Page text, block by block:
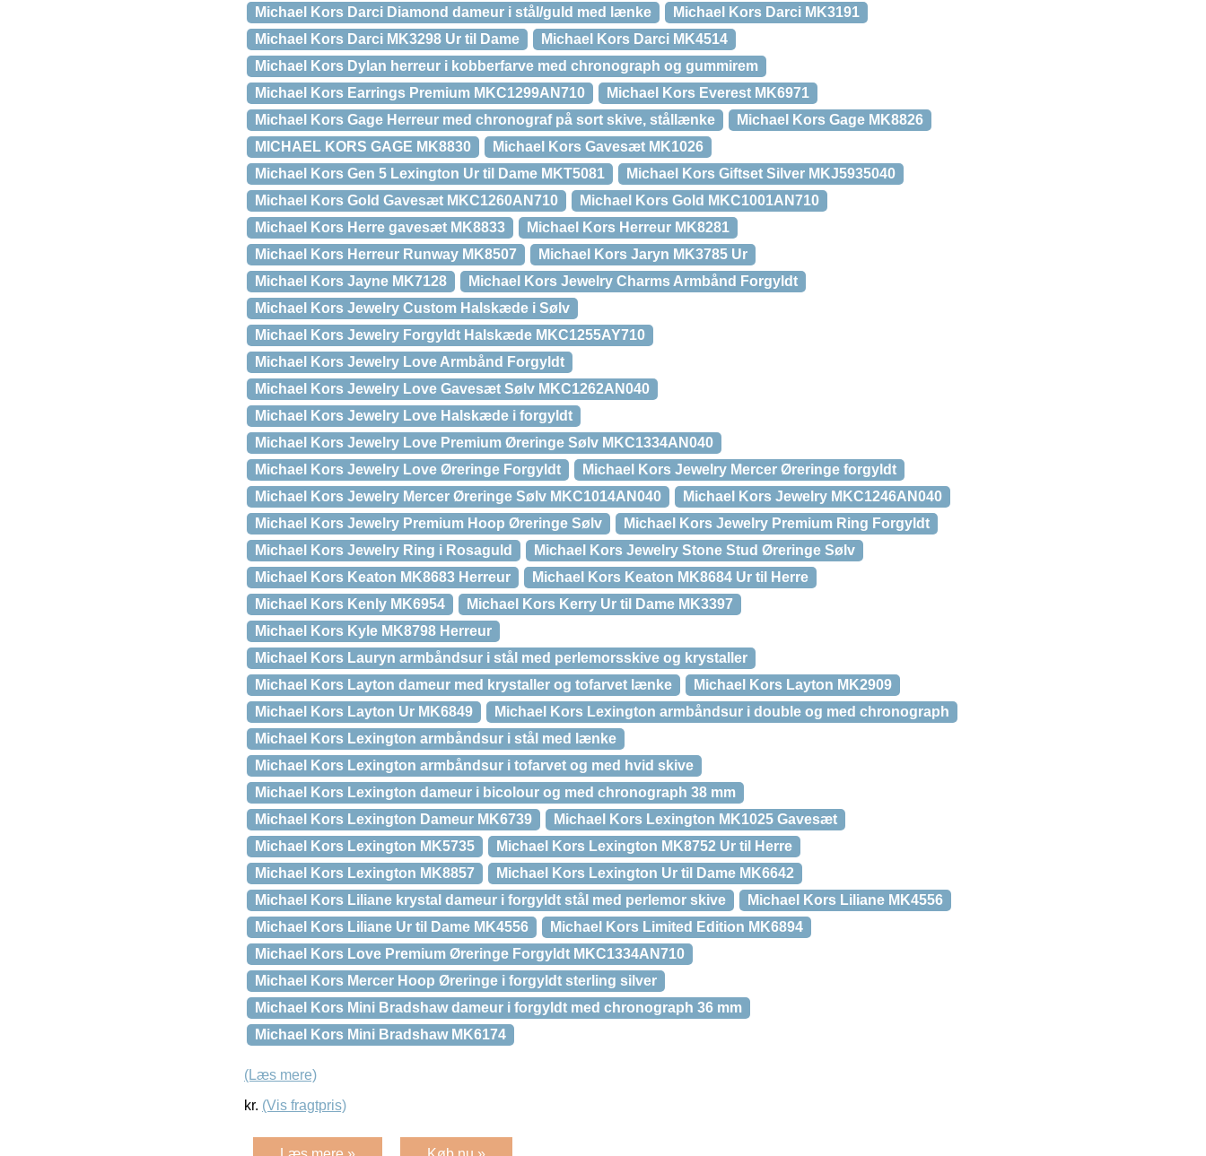
Michael Kors Darci Diamond dameur i stål/guld med lænke
Michael Kors Darci MK3191
Michael Kors Darci MK3298 Ur til Dame
Michael Kors Darci MK4514
Michael Kors Dylan herreur i kobberfarve med chronograph og gummirem
Michael Kors Earrings Premium MKC1299AN710
Michael Kors Everest MK6971
Michael Kors Gage Herreur med chronograf på sort skive, stållænke
Michael Kors Gage MK8826
MICHAEL KORS GAGE MK8830
Michael Kors Gavesæt MK1026
Michael Kors Gen 5 Lexington Ur til Dame MKT5081
Michael Kors Giftset Silver MKJ5935040
Michael Kors Gold Gavesæt MKC1260AN710
Michael Kors Gold MKC1001AN710
Michael Kors Herre gavesæt MK8833
Michael Kors Herreur MK8281
Michael Kors Herreur Runway MK8507
Michael Kors Jaryn MK3785 Ur
Michael Kors Jayne MK7128
Michael Kors Jewelry Charms Armbånd Forgyldt
Michael Kors Jewelry Custom Halskæde i Sølv
Michael Kors Jewelry Forgyldt Halskæde MKC1255AY710
Michael Kors Jewelry Love Armbånd Forgyldt
Michael Kors Jewelry Love Gavesæt Sølv MKC1262AN040
Michael Kors Jewelry Love Halskæde i forgyldt
Michael Kors Jewelry Love Premium Øreringe Sølv MKC1334AN040
Michael Kors Jewelry Love Øreringe Forgyldt
Michael Kors Jewelry Mercer Øreringe forgyldt
Michael Kors Jewelry Mercer Øreringe Sølv MKC1014AN040
Michael Kors Jewelry MKC1246AN040
Michael Kors Jewelry Premium Hoop Øreringe Sølv
Michael Kors Jewelry Premium Ring Forgyldt
Michael Kors Jewelry Ring i Rosaguld
Michael Kors Jewelry Stone Stud Øreringe Sølv
Michael Kors Keaton MK8683 Herreur
Michael Kors Keaton MK8684 Ur til Herre
Michael Kors Kenly MK6954
Michael Kors Kerry Ur til Dame MK3397
Michael Kors Kyle MK8798 Herreur
Michael Kors Lauryn armbåndsur i stål med perlemorsskive og krystaller
Michael Kors Layton dameur med krystaller og tofarvet lænke
Michael Kors Layton MK2909
Michael Kors Layton Ur MK6849
Michael Kors Lexington armbåndsur i double og med chronograph
Michael Kors Lexington armbåndsur i stål med lænke
Michael Kors Lexington armbåndsur i tofarvet og med hvid skive
Michael Kors Lexington dameur i bicolour og med chronograph 38 mm
Michael Kors Lexington Dameur MK6739
Michael Kors Lexington MK1025 Gavesæt
Michael Kors Lexington MK5735
Michael Kors Lexington MK8752 Ur til Herre
Michael Kors Lexington MK8857
Michael Kors Lexington Ur til Dame MK6642
Michael Kors Liliane krystal dameur i forgyldt stål med perlemor skive
Michael Kors Liliane MK4556
Michael Kors Liliane Ur til Dame MK4556
Michael Kors Limited Edition MK6894
Michael Kors Love Premium Øreringe Forgyldt MKC1334AN710
Michael Kors Mercer Hoop Øreringe i forgyldt sterling silver
Michael Kors Mini Bradshaw dameur i forgyldt med chronograph 36 mm
Michael Kors Mini Bradshaw MK6174
(Læs mere)
kr. (Vis fragtpris)